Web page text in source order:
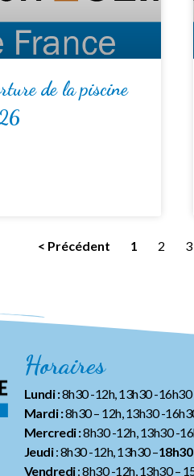
de la piscine
< Précédent 1 2 3
Horaires
Lundi :8h30 -12h, 13h30 -16h30
Mardi :8h30 – 12h, 13h30 -
Mercredi :8h30 -12h, 13h30 -
Jeudi: 8h30 -12h, 13h30 –18h30
Vendredi: 8h30 -12h, 13h30–